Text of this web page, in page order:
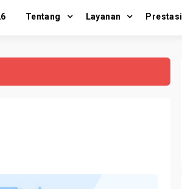
Tentang Layanan Prestasi